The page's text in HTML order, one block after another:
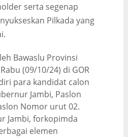
serta segenap
Pilkada yang
Bawaslu Provinsi
(09/10/24) di GOR
para kandidat calon
Jambi, Paslon
Nomor urut 02.
Jambi, forkopimda
elemen